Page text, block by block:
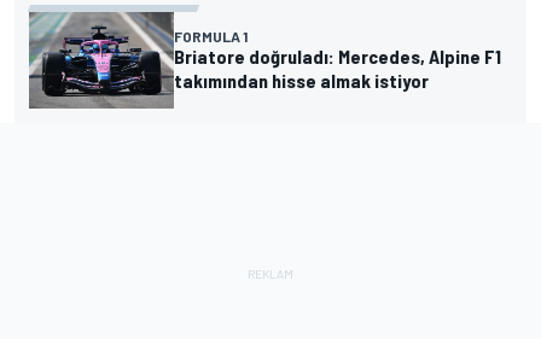
FORMULA 1
Briatore doğruladı: Mercedes, Alpine F1
takımından hisse almak istiyor